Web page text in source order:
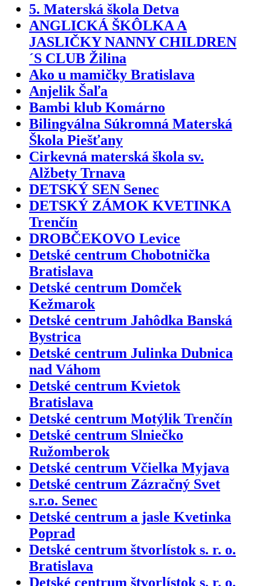
5. Materská škola Detva
ANGLICKÁ ŠKÔLKA A
JASLIČKY NANNY CHILDREN
´S CLUB Žilina
Ako u mamičky Bratislava
Anjelik Šaľa
Bambi klub Komárno
Bilingválna Súkromná Materská
Škola Piešťany
Cirkevná materská škola sv.
Alžbety Trnava
DETSKÝ SEN Senec
DETSKÝ ZÁMOK KVETINKA
Trenčín
DROBČEKOVO Levice
Detské centrum Chobotnička
Bratislava
Detské centrum Domček
Kežmarok
Detské centrum Jahôdka Banská
Bystrica
Detské centrum Julinka Dubnica
nad Váhom
Detské centrum Kvietok
Bratislava
Detské centrum Motýlik Trenčín
Detské centrum Slniečko
Ružomberok
Detské centrum Včielka Myjava
Detské centrum Zázračný Svet
s.r.o. Senec
Detské centrum a jasle Kvetinka
Poprad
Detské centrum štvorlístok s. r. o.
Bratislava
Detské centrum štvorlístok s. r. o.